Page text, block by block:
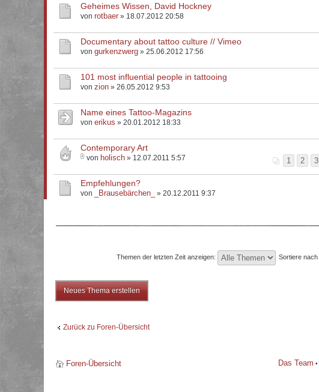
Geheimes Wissen, David Hockney
von rotbaer » 18.07.2012 20:58
Documentary about tattoo culture // Vimeo
von gurkenzwerg » 25.06.2012 17:56
101 most influential people in tattooing
von zion » 26.05.2012 9:53
Name eines Tattoo-Magazins
von erikus » 20.01.2012 18:33
Contemporary Art
1 2 3
von holisch » 12.07.2011 5:57
Empfehlungen?
von _Brausebärchen_ » 20.12.2011 9:37
Themen der letzten Zeit anzeigen: Sortiere nach
Neues Thema erstellen
Zurück zu Foren-Übersicht
Foren-Übersicht Das Team •